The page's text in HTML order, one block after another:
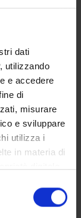
dati
utilizzando
e accedere
di
misurare
e sviluppare
utilizza i
in materia di
qualsiasi
facendo clic